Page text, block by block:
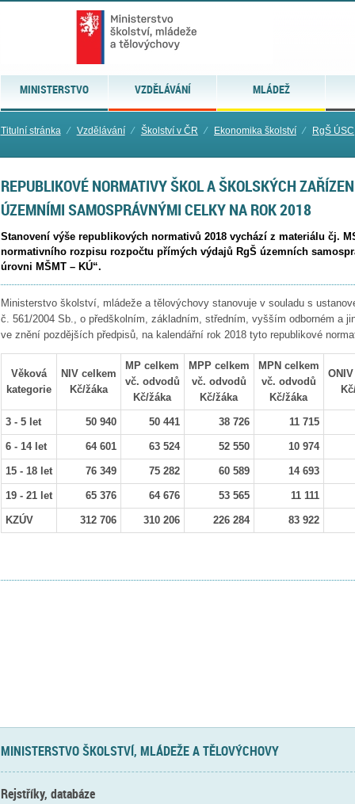
MINISTERSTVO VZDĚLÁVÁNÍ MLÁDEŽ
Titulní stránka ⁄ Vzdělávání ⁄ Školství v ČR ⁄ Ekonomika školství ⁄ RgŠ ÚSC
REPUBLIKOVÉ NORMATIVY ŠKOL A ŠKOLSKÝCH
ÚZEMNÍMI SAMOSPRÁVNÝMI CELKY NA ROK 2018
Stanovení výše republikových normativů 2018 vychází z materiálu čj.
normativního rozpisu rozpočtu přímých výdajů RgŠ územních
úrovni MŠMT – KÚ“.
Ministerstvo školství, mládeže a tělovýchovy stanovuje v souladu s
č. 561/2004 Sb., o předškolním, základním, středním, vyšším odborném a
ve znění pozdějších předpisů, na kalendářní rok 2018 tyto republikové
Věková
kategorie
NIV celkem
Kč/žáka
MP celkem
vč. odvodů
Kč/žáka
MPP celkem
vč. odvodů
Kč/žáka
MPN celkem
vč. odvodů
Kč/žáka
3 - 5 let 50 940 50 441 38 726 11 715
6 - 14 let 64 601 63 524 52 550 10 974
15 - 18 let 76 349 75 282 60 589 14 693
19 - 21 let 65 376 64 676 53 565 11 111
KZÚV 312 706 310 206 226 284 83 922
MINISTERSTVO ŠKOLSTVÍ, MLÁDEŽE A TĚLOVÝCHOVY
Rejstříky, databáze